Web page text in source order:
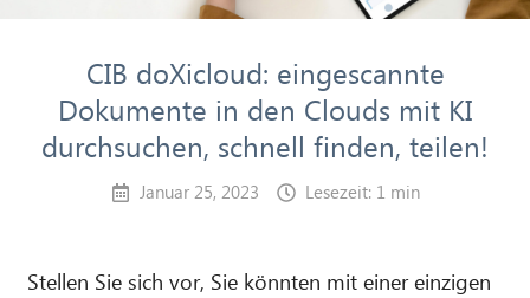
CIB doXicloud: eingescannte
Dokumente in den Clouds mit KI
durchsuchen, schnell finden, teilen!
Januar 25, 2023 Lesezeit: 1 min
Stellen Sie sich vor, Sie könnten mit einer einzigen